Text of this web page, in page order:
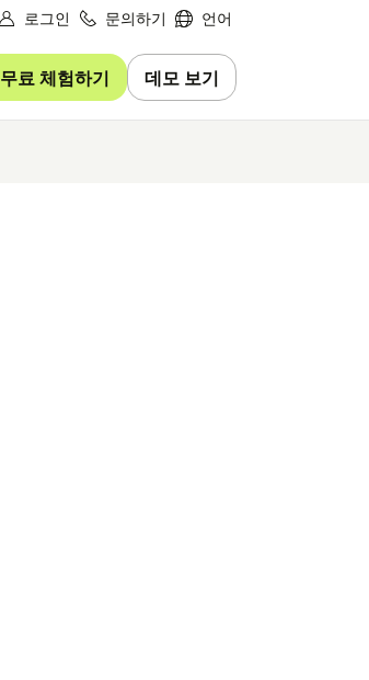
로그인 문의하기 언어
무료 체험하기 데모 보기